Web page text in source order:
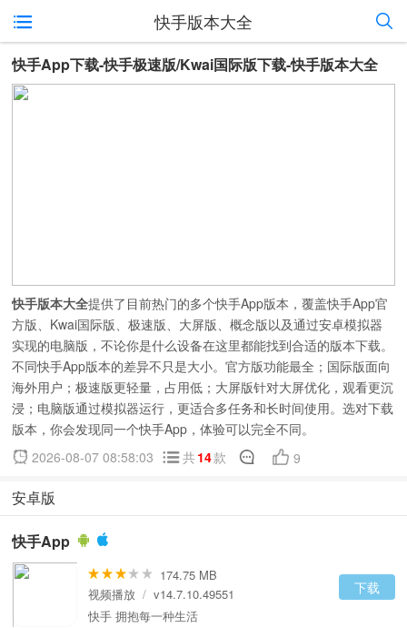
快手版本大全
快手App下载-‌快手极速版/Kwai国际版下载-快手版本大全
快手版本大全提供了目前热门的多个快手App版本，覆盖快手App官
方版、Kwai国际版、极速版、大屏版、概念版以及通过安卓模拟器
实现的电脑版，不论你是什么设备在这里都能找到合适的版本下载。
不同快手App版本的差异不只是大小。官方版功能最全；国际版面向
海外用户；极速版更轻量，占用低；大屏版针对大屏优化，观看更沉
浸；电脑版通过模拟器运行，更适合多任务和长时间使用。选对下载
版本，你会发现同一个快手App，体验可以完全不同。
2026-08-07 08:58:03
共14款 9
安卓版
快手App
174.75 MB
视频播放 / v14.7.10.49551
快手 拥抱每一种生活
下载